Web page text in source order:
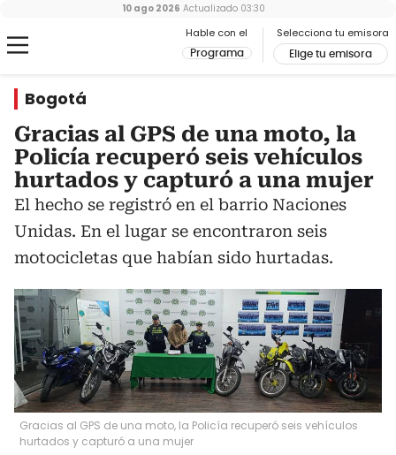
Hable con el
Programa
Selecciona tu emisora
Elige tu emisora
10 ago 2026 Actualizado 03:30
Bogotá
Gracias al GPS de una moto, la
Policía recuperó seis vehículos
hurtados y capturó a una mujer
El hecho se registró en el barrio Naciones
Unidas. En el lugar se encontraron seis
motocicletas que habían sido hurtadas.
Gracias al GPS de una moto, la Policía recuperó seis vehículos
hurtados y capturó a una mujer